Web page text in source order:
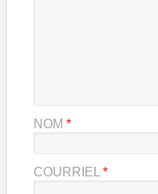
NOM *
COURRIEL *